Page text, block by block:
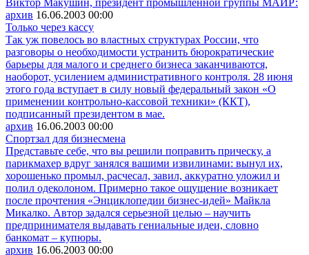
архив 16.06.2003 00:00
Только через кассу
Так уж повелось во властных структурах России, что
разговоры о необходимости устранить бюрократические
барьеры для малого и среднего бизнеса заканчиваются,
наоборот, усилением административного контроля. 28 июня
этого года вступает в силу новый федеральный закон «О
применении контрольно-кассовой техники» (ККТ),
подписанный президентом в мае.
архив 16.06.2003 00:00
Спортзал для бизнесмена
Представьте себе, что вы решили поправить прическу, а
парикмахер вдруг занялся вашими извилинами: вынул их,
хорошенько промыл, расчесал, завил, аккуратно уложил и
полил одеколоном. Примерно такое ощущение возникает
после прочтения «Энциклопедии бизнес-идей» Майкла
Микалко. Автор задался серьезной целью – научить
предпринимателя выдавать гениальные идеи, словно
банкомат – купюры.
архив 16.06.2003 00:00